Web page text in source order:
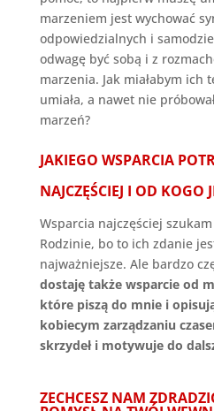
marzeniem jest wychować
odpowiedzialnych i
odwagę być sobą i z
marzenia. Jak miałabym ich
umiała, a nawet nie
marzeń?
JAKIEGO WSPARCIA
NAJCZĘŚCIEJ I OD KOGO
Wsparcia najczęściej
Rodzinie, bo to ich zdanie
najważniejsze. Ale bardzo
dostaję także wsparcie od
które piszą do mnie i
kobiecym zarządzaniu
skrzydeł i motywuje do
ZECHCESZ NAM